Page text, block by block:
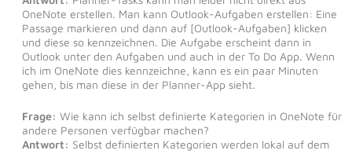
OneNote erstellen. Man kann Outlook-Aufgaben erstellen: Eine
Passage markieren und dann auf [Outlook-Aufgaben] klicken
und diese so kennzeichnen. Die Aufgabe erscheint dann in
Outlook unter den Aufgaben und auch in der To Do App. Wenn
ich im OneNote dies kennzeichne, kann es ein paar Minuten
gehen, bis man diese in der Planner-App sieht.
Frage: Wie kann ich selbst definierte Kategorien in OneNote für
andere Personen verfügbar machen?
Antwort: Selbst definierten Kategorien werden lokal auf dem